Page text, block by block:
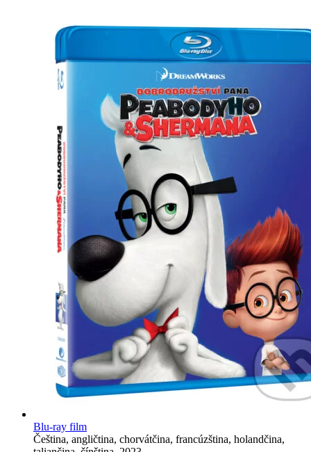
Blu-ray film
Čeština, angličtina, chorvátčina, francúzština, holandčina,